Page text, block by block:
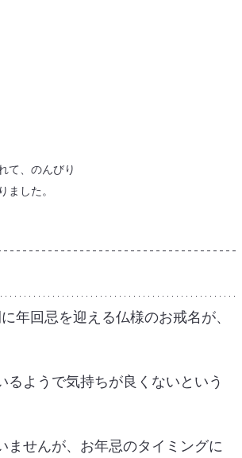
て、のんびり
ました。
年回忌を迎える仏様のお戒名が、
るようで気持ちが良くないという
ませんが、お年忌のタイミングに